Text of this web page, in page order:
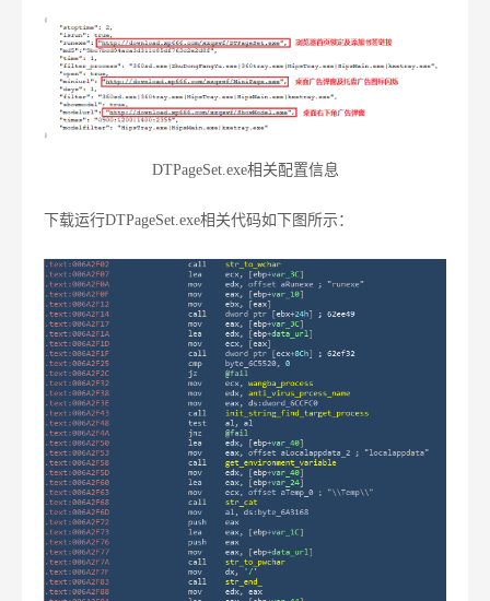
DTPageSet.exe相关配置信息
下载运行DTPageSet.exe相关代码如下图所示：